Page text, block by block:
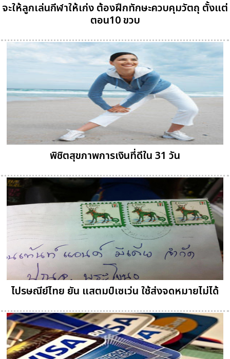
จะให้ลูกเล่นกีฬาให้เก่ง ต้องฝึกทักษะควบคุมวัตถุ ตั้งแต่
ตอน10 ขวบ
พิชิตสุขภาพการเงินที่ดีใน 31 วัน
ไปรษณีย์ไทย ยัน แสตมป์เซเว่น ใช้ส่งจดหมายไม่ได้